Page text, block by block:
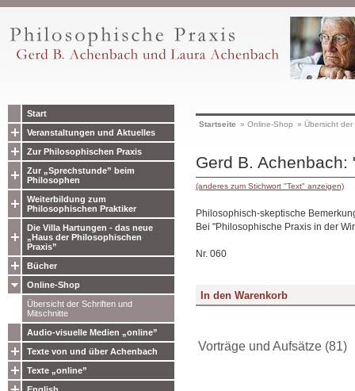
Start
Veranstaltungen und Aktuelles
Zur Philosophischen Praxis
Zur „Sprechstunde” beim
Philosophen
Weiterbildung zum
Philosophischen Praktiker
Die Villa Hartungen - das neue
„Haus der Philosophischen
Praxis”
Bücher
Online-Shop
Übersicht der Schriften und
Mitschnitte
Audio-visuelle Medien „online”
Texte von und über Achenbach
Texte „online”
Startseite » Online-Shop » Übersicht
Gerd B. Achenbach:
(anderes zum Stichwort "Text" anzeigen)
Philosophisch-skeptische
Bei "Philosophische Praxis in der
Nr. 060
Vorträge und Aufsätze (81)